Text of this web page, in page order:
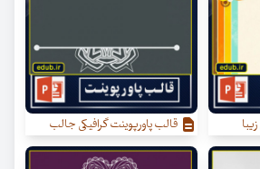
قالب پاورپوینت گرافیکی جالب